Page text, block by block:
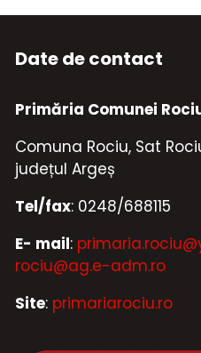
Date de contact
Primăria Comunei
Comuna Rociu, Sat
județul Argeș
Tel/fax: 0248/688115
E- mail:
rociu@ag.e-adm.ro
Site: primariarociu.ro